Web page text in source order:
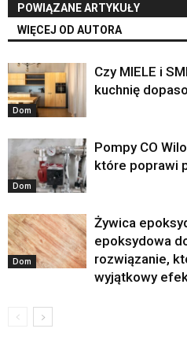
POWIĄZANE ARTYKUŁY
WIĘCEJ OD AUTORA
Dom
Czy MIELE i
kuchnię
Dom
Pompy CO
które poprawi
Dom
Żywica
epoksydowa
rozwiązanie,
wyjątkowy